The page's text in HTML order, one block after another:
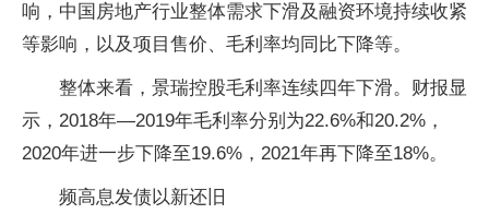
响，中国房地产行业整体需求下滑及融资环境持续收紧
等影响，以及项目售价、毛利率均同比下降等。
整体来看，景瑞控股毛利率连续四年下滑。财报显
示，2018年—2019年毛利率分别为22.6%和20.2%，
2020年进一步下降至19.6%，2021年再下降至18%。
频高息发债以新还旧